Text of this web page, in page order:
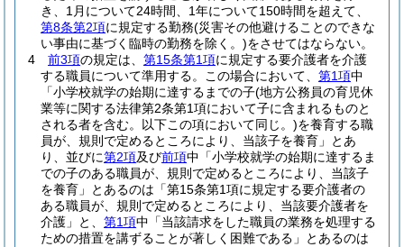
き、1月について24時間、1年について150時間を超えて、
第8条第2項に規定する勤務(災害その他避けることのできな
い事由に基づく臨時の勤務を除く。)をさせてはならない。
4
前3項の規定は、 第15条第1項に規定する要介護者を介護
する職員について準用する。
この場合において、 第1項中
「小学校就学の始期に達するまでの子(地方公務員の育児休
業等に関する法律第2条第1項において子に含まれるものと
される者を含む。以下この項において同じ。)を養育する職
員が、規則で定めるところにより、当該子を養育」とあ
り、並びに第2項及び前項中「小学校就学の始期に達するま
での子のある職員が、規則で定めるところにより、当該子
を養育」とあるのは「第15条第1項に規定する要介護者の
ある職員が、規則で定めるところにより、当該要介護者を
介護」と、 第1項中「当該請求をした職員の業務を処理する
ための措置を講ずることが著しく困難である」とあるのは